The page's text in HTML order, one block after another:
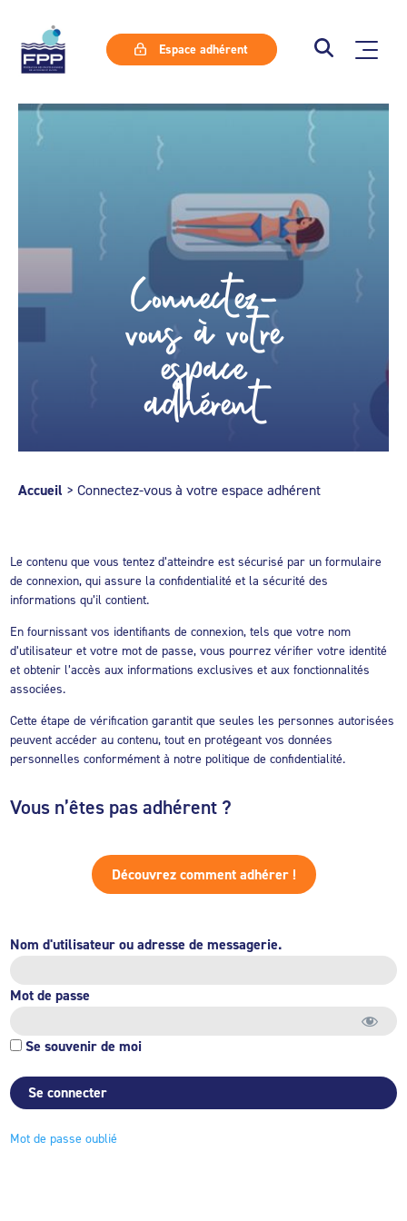
Espace adhérent
Connectez-
vous à votre
espace
adhérent
Accueil > Connectez-vous à votre espace adhérent
Le contenu que vous tentez d’atteindre est sécurisé par un formulaire
de connexion, qui assure la confidentialité et la sécurité des
informations qu’il contient.
En fournissant vos identifiants de connexion, tels que votre nom
d’utilisateur et votre mot de passe, vous pourrez vérifier votre identité
et obtenir l’accès aux informations exclusives et aux fonctionnalités
associées.
Cette étape de vérification garantit que seules les personnes autorisées
peuvent accéder au contenu, tout en protégeant vos données
personnelles conformément à notre politique de confidentialité.
Vous n’êtes pas adhérent ?
Découvrez comment adhérer !
Nom d'utilisateur ou adresse de messagerie.
Mot de passe
Se souvenir de moi
Mot de passe oublié